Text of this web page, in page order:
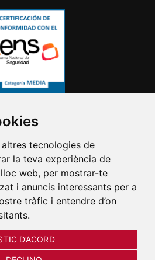
tecnologies de
la teva experiència de
web, per mostrar-te
i anuncis interessants per a
tràfic i entendre d’on
D’ACORD